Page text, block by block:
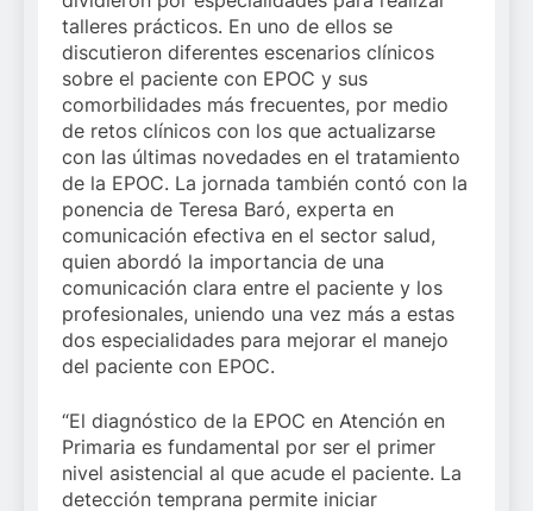
talleres prácticos. En uno de ellos se
discutieron diferentes escenarios clínicos
sobre el paciente con EPOC y sus
comorbilidades más frecuentes, por medio
de retos clínicos con los que actualizarse
con las últimas novedades en el tratamiento
de la EPOC. La jornada también contó con la
ponencia de Teresa Baró, experta en
comunicación efectiva en el sector salud,
quien abordó la importancia de una
comunicación clara entre el paciente y los
profesionales, uniendo una vez más a estas
dos especialidades para mejorar el manejo
del paciente con EPOC.
“El diagnóstico de la EPOC en Atención en
Primaria es fundamental por ser el primer
nivel asistencial al que acude el paciente. La
detección temprana permite iniciar